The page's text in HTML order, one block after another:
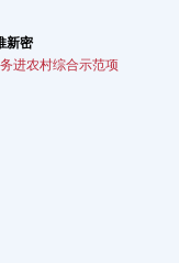
新密
进农村综合示范项